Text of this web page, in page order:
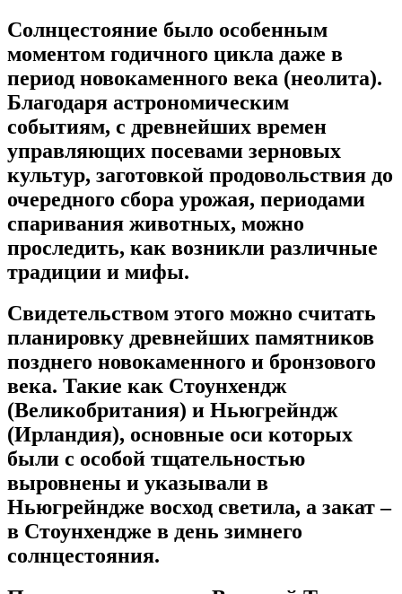
Cолнцестояние было особенным
моментом годичного цикла даже в
период новокаменного века (неолита).
Благодаря астрономическим
событиям, с древнейших времен
управляющих посевами зерновых
культур, заготовкой продовольствия до
очередного сбора урожая, периодами
спаривания животных, можно
проследить, как возникли различные
традиции и мифы.
Свидетельством этого можно считать
планировку древнейших памятников
позднего новокаменного и бронзового
века. Такие как Стоунхендж
(Великобритания) и Ньюгрейндж
(Ирландия), основные оси которых
были с особой тщательностью
выровнены и указывали в
Ньюгрейндже восход светила, а закат –
в Стоунхендже в день зимнего
солнцестояния.